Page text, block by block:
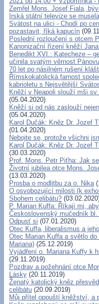
Zemřel Mons. Josef Fiala,
Irská státní televize se
Svátost na ulici - Chodí po
pozastavit, říká kapucín
Poslední rozloučení s otcem
Kanonizační řízení kněží
Benedikt XVI.: Katecheze –
učinila svatým věrnost
70 let po násilném rušení
Římskokatolická farnost
kabrioletu s Nejsvětější
Kněží v Neapoli slouží mši
(05.04.2020)
Kněží si od nás zaslouží
(05.04.2020)
Karol Dučák: Kněz Dr. Jozef
(01.04.2020)
Nebojte se, protože všichni
Karol Dučák: Kněz Dr. Jozef
(30.03.2020)
Prof. Mons. Petr Piťha: Jak
Životní jubilea otce Mons.
(13.03.2020)
Prosba o modlitbu za o. Nika
O osvobozující milosti (k
Sbohem celibátu?
P. Marian Kuffa: Říkají mi,
Československý mučedník
Odpusť si (07.01.2020)
Otec Kuffa, liberalismus a
Otec Marian Kuffa a světlo
Mariana) (25.12.2019)
Vyjádření o. Mariana Kuffy k
(29.11.2019)
Pozdrav a požehnání otce
Lásky (20.11.2019)
Ženatý katolický kněz
celibátu (20.09.2019)
Můj přítel opouští kněžství, a